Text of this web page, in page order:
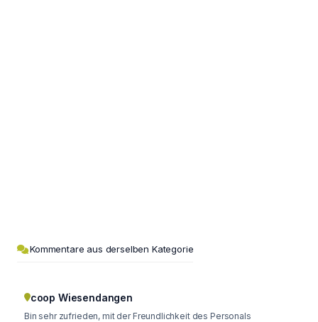
Kommentare aus derselben Kategorie
coop Wiesendangen
Bin sehr zufrieden, mit der Freundlichkeit des Personals